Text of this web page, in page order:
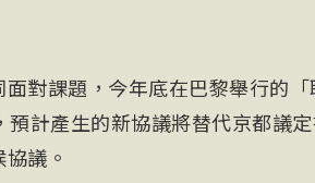
對課題，今年底在巴黎舉行的
計產生的新協議將替代京都議
議。